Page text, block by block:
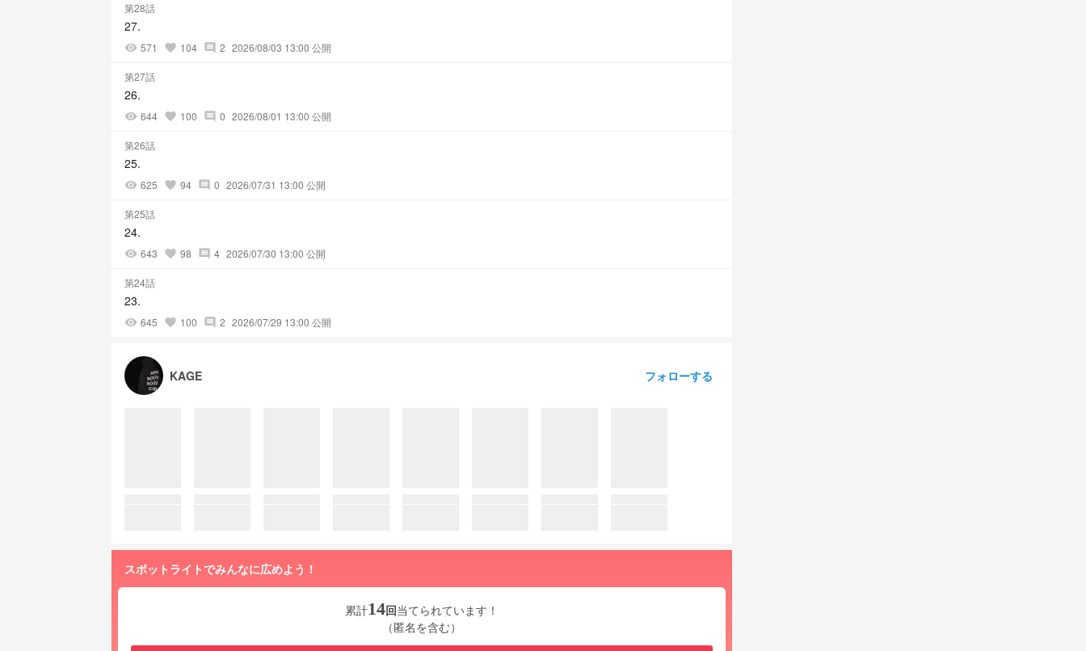
第28話
27.
visibility 571 favorite 104 comment 2 2026/08/03 13:00 公開
第27話
26.
visibility 644 favorite 100 comment 0 2026/08/01 13:00 公開
第26話
25.
visibility 625 favorite 94 comment 0 2026/07/31 13:00 公開
第25話
24.
visibility 643 favorite 98 comment 4 2026/07/30 13:00 公開
第24話
23.
visibility 645 favorite 100 comment 2 2026/07/29 13:00 公開
KAGE フォローする
スポットライトでみんなに広めよう！
累計14回当てられています！
（匿名を含む）